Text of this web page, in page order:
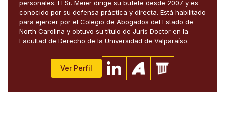
personales. El Sr. Meier dirige su bufete desde 2007 y es
conocido por su defensa práctica y directa. Está habilitado
para ejercer por el Colegio de Abogados del Estado de
North Carolina y obtuvo su título de Juris Doctor en la
Facultad de Derecho de la Universidad de Valparaíso.
Ver Perfil